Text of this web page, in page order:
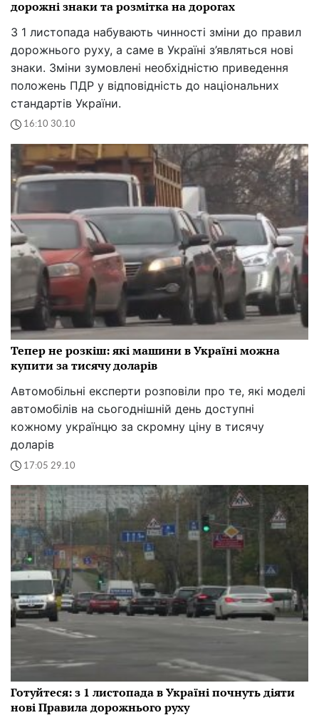
дорожні знаки та розмітка на дорогах
З 1 листопада набувають чинності зміни до правил
дорожнього руху, а саме в Україні з’являться нові
знаки. Зміни зумовлені необхідністю приведення
положень ПДР у відповідність до національних
стандартів України.
16:10 30.10
Тепер не розкіш: які машини в Україні можна
купити за тисячу доларів
Автомобільні експерти розповіли про те, які моделі
автомобілів на сьогоднішній день доступні
кожному українцю за скромну ціну в тисячу
доларів
17:05 29.10
Готуйтеся: з 1 листопада в Україні почнуть діяти
нові Правила дорожнього руху